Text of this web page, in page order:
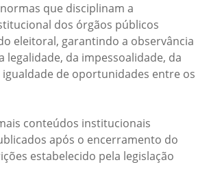
que disciplinam a
dos órgãos públicos
eleitoral, garantindo a observância
legalidade, da impessoalidade, da
de oportunidades entre os
conteúdos institucionais
após o encerramento do
estabelecido pela legislação